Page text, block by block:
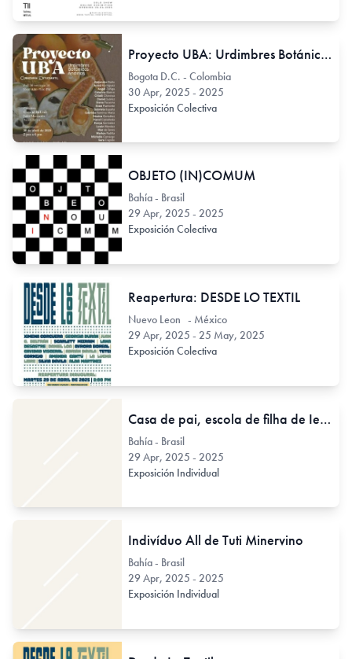
Proyecto UBA: Urdimbres Botánicas Andinas
Bogota D.C. - Colombia
30 Apr, 2025 - 2025
Exposición Colectiva
OBJETO (IN)COMUM
Bahía - Brasil
29 Apr, 2025 - 2025
Exposición Colectiva
Reapertura: DESDE LO TEXTIL
Nuevo Leon - México
29 Apr, 2025 - 25 May, 2025
Exposición Colectiva
Casa de pai, escola de filha de Ieda Oliveira
Bahía - Brasil
29 Apr, 2025 - 2025
Exposición Individual
Indivíduo All de Tuti Minervino
Bahía - Brasil
29 Apr, 2025 - 2025
Exposición Individual